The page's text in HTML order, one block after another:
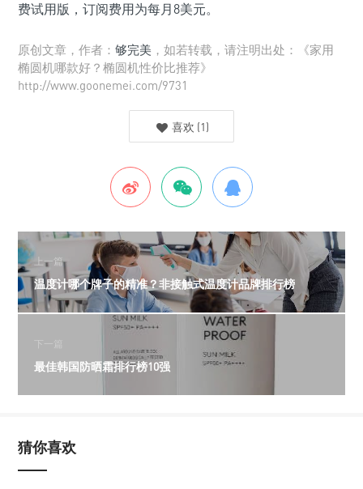
费试用版，订阅费用为每月8美元。
原创文章，作者： 够完美 ，如若转载，请注明出处：《家用
椭圆机哪款好？椭圆机性价比推荐》
http://www.goonemei.com/9731
喜欢 (1)
上一篇
温度计哪个牌子的精准？非接触式温度计品牌排行榜
下一篇
最佳韩国防晒霜排行榜10强
猜你喜欢